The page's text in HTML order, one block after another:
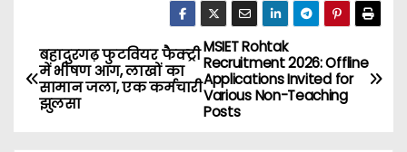
P
o
MSIET Rohtak
Recruitment 2026: Offline
Applications Invited for
Various Non-Teaching
Posts
बहादुरगढ़ फुटवियर फैक्ट्री
में भीषण आग, लाखों का
सामान जला, एक कर्मचारी
झुलसा